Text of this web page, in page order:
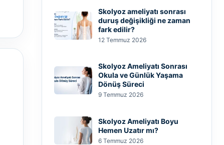
Skolyoz ameliyatı sonrası
duruş değişikliği ne zaman
fark edilir?
12 Temmuz 2026
Skolyoz Ameliyatı Sonrası
Okula ve Günlük Yaşama
Dönüş Süreci
9 Temmuz 2026
Skolyoz Ameliyatı Boyu
Hemen Uzatır mı?
6 Temmuz 2026